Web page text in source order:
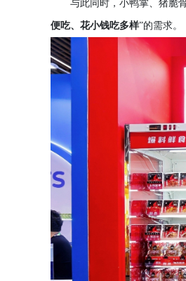
与此同时，小鸭掌、猪脆
便吃、 花小钱吃多样”的需求。